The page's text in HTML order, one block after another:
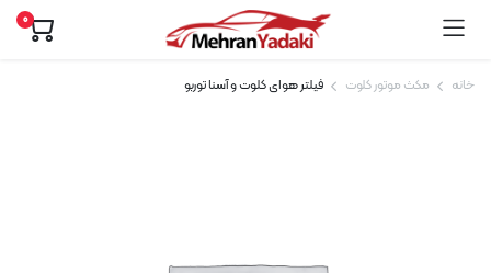
0
خانه مکث موتور کلوت فیلتر هوای کلوت و آسنا توربو